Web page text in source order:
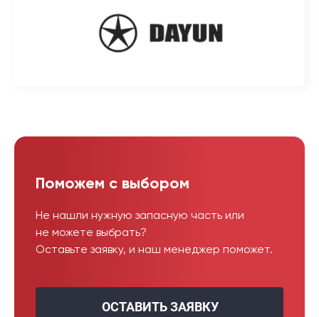
Поможем с выбором
Не нашли нужную запасную часть или
не можете выбрать?
Оставьте заявку, и наш менеджер поможет.
ОСТАВИТЬ ЗАЯВКУ